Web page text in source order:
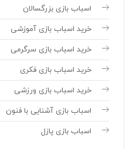
اسباب بازی بزرگسالان
خرید اسباب بازی آموزشی
خرید اسباب بازی سرگرمی
خرید اسباب بازی فکری
خرید اسباب بازی ورزشی
اسباب بازی آشنایی با فنون
اسباب بازی پازل